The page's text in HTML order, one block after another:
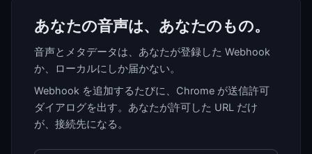
あなたの音声は、あなたのもの。
音声とメタデータは、あなたが登録した Webhook
か、ローカルにしか届かない。
Webhook を追加するたびに、Chrome が送信許可
ダイアログを出す。あなたが許可した URL だけ
が、接続先になる。